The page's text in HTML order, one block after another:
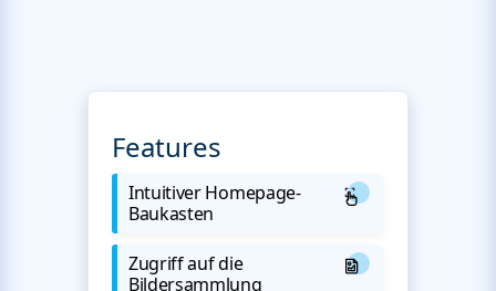
Features
Intuitiver Homepage-
Baukasten
Zugriff auf die
Bildersammlung